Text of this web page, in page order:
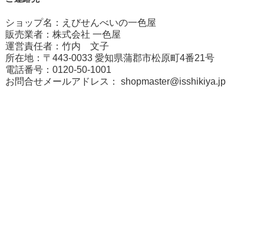
ショップ名：えびせんべいの一色屋
販売業者：株式会社 一色屋
運営責任者：竹内 文子
所在地：〒443-0033 愛知県蒲郡市松原町4番21号
電話番号：0120-50-1001
お問合せメールアドレス： shopmaster@isshikiya.jp